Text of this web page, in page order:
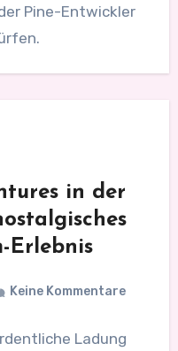
Pine-Entwickler
in der
Erlebnis
Keine Kommentare
Ladung